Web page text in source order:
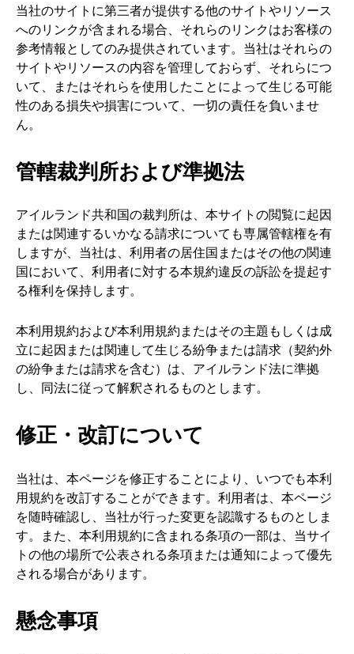
当社のサイトに第三者が提供する他のサイトやリソース
へのリンクが含まれる場合、それらのリンクはお客様の
参考情報としてのみ提供されています。当社はそれらの
サイトやリソースの内容を管理しておらず、それらにつ
いて、またはそれらを使用したことによって生じる可能
性のある損失や損害について、一切の責任を負いませ
ん。
管轄裁判所および準拠法
アイルランド共和国の裁判所は、本サイトの閲覧に起因
または関連するいかなる請求についても専属管轄権を有
しますが、当社は、利用者の居住国またはその他の関連
国において、利用者に対する本規約違反の訴訟を提起す
る権利を保持します。
本利用規約および本利用規約またはその主題もしくは成
立に起因または関連して生じる紛争または請求（契約外
の紛争または請求を含む）は、アイルランド法に準拠
し、同法に従って解釈されるものとします。
修正・改訂について
当社は、本ページを修正することにより、いつでも本利
用規約を改訂することができます。利用者は、本ページ
を随時確認し、当社が行った変更を認識するものとしま
す。また、本利用規約に含まれる条項の一部は、当サイ
トの他の場所で公表される条項または通知によって優先
される場合があります。
懸念事項